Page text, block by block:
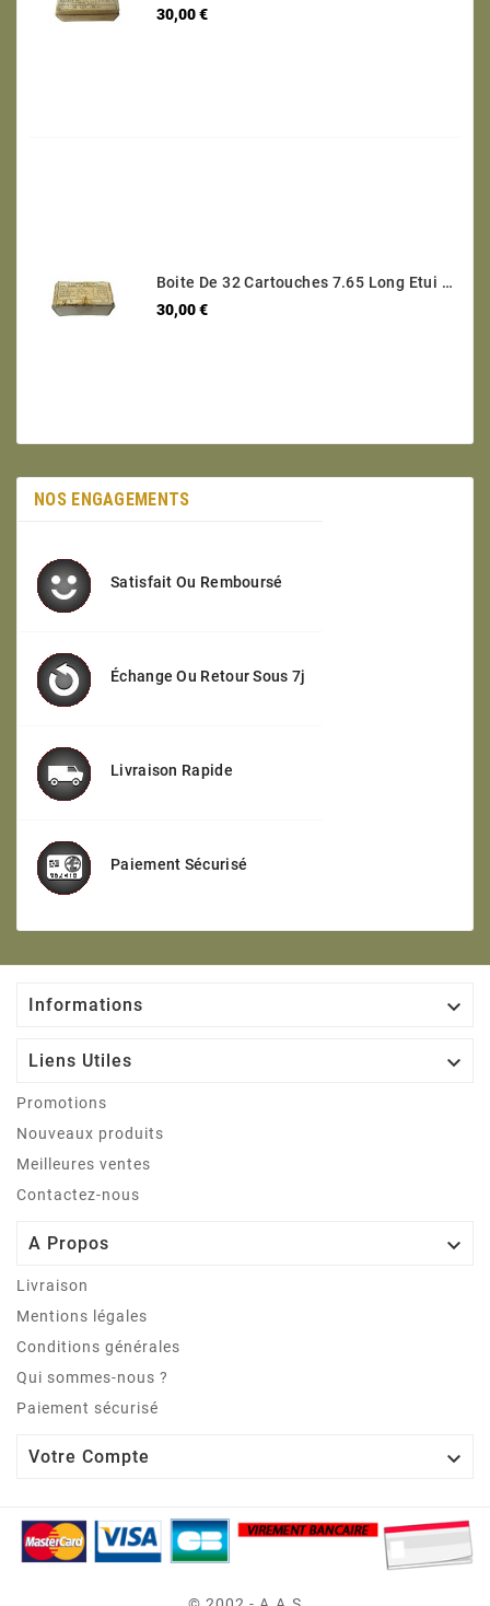
30,00 €Prix
Boite De 32 Cartouches 7.65 Long Etui Laiton Categorie B Ref 30
30,00 €Prix
NOS ENGAGEMENTS
Satisfait Ou Remboursé
Échange Ou Retour Sous 7j
Livraison Rapide
Paiement Sécurisé
Informations 
Liens Utiles 
Promotions
Nouveaux produits
Meilleures ventes
Contactez-nous
A Propos 
Livraison
Mentions légales
Conditions générales
Qui sommes-nous ?
Paiement sécurisé
Votre Compte 